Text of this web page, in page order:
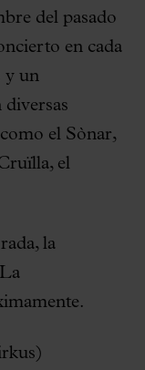
del pasado
en cada
y un
el Sònar,
el
la